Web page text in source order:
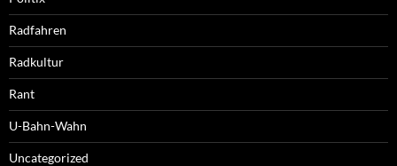
Radfahren
Radkultur
Rant
U-Bahn-Wahn
Uncategorized